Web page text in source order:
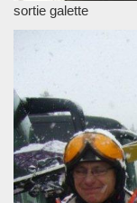
sortie galette